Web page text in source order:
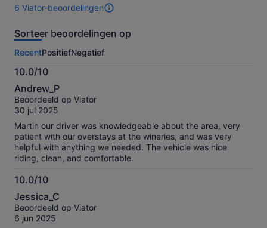
6 Viator-beoordelingen
6
van
activiteit.
Meer
informatie
over
onze
geverifieerde
Sorteer beoordelingen op
RecentPositiefNegatief
10.0/10
10.0
van
10
Andrew_P
Beoordeeld op Viator
30 jul 2025
Martin our driver was knowledgeable about the area, very
patient with our overstays at the wineries, and was very
helpful with anything we needed. The vehicle was nice
riding, clean, and comfortable.
10.0/10
10.0
van
10
Jessica_C
Beoordeeld op Viator
6 jun 2025